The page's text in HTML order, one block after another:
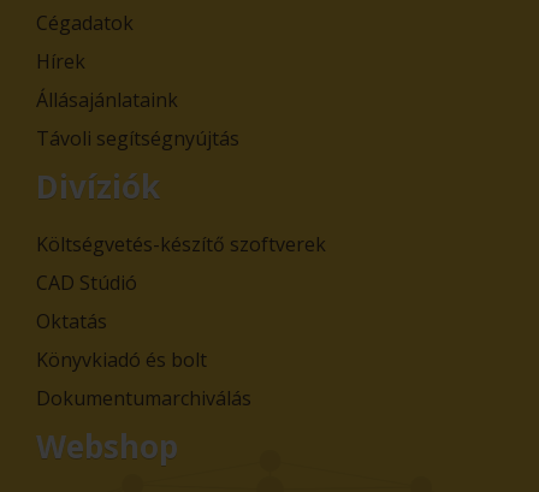
Cégadatok
Hírek
Állásajánlataink
Távoli segítségnyújtás
Divíziók
Költségvetés-készítő szoftverek
CAD Stúdió
Oktatás
Könyvkiadó és bolt
Dokumentumarchiválás
Webshop